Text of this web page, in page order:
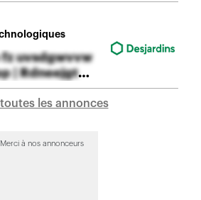
uvsdgwvvw
| Rdneejgt
les annonces
Merci à nos annonceurs